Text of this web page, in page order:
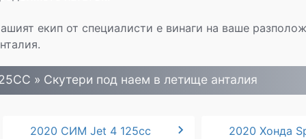
екип от специалисти е винаги на ваше
» Скутери под наем в летище анталия
2020 СИМ Jet 4 125cc chevron_right